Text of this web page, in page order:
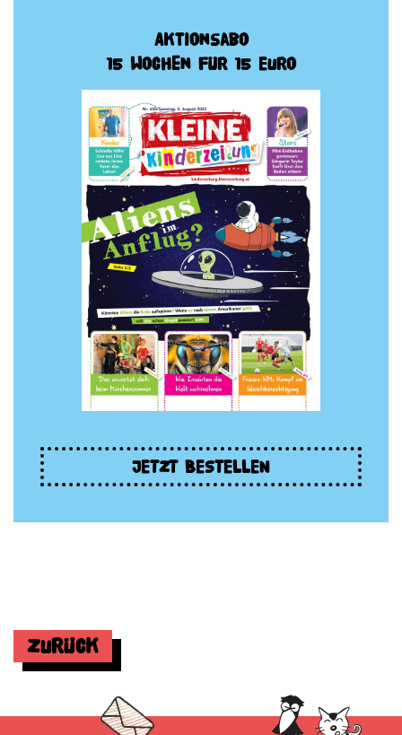
Aktionsabo
15 Wochen für 15 Euro
JETZT BESTELLEN
Zurück